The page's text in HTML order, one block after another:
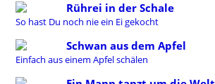
Rührei in der Schale
So hast Du noch nie ein Ei gekocht
Schwan aus dem Apfel
Einfach aus einem Apfel schälen